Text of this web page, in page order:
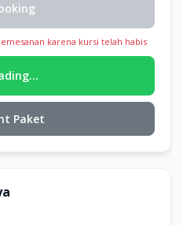
karena kursi telah habis
Paket